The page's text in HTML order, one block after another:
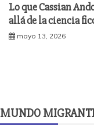
Lo que Cassian
allá de la ciencia
mayo 13, 2026
MUNDO